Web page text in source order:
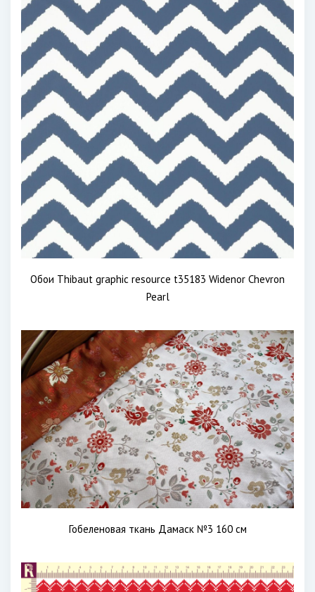
Обои Thibaut graphic resource t35183 Widenor Chevron
Pearl
Гобеленовая ткань Дамаск №3 160 см